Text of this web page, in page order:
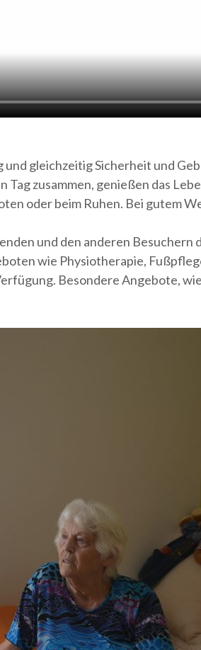
gleichzeitig Sicherheit und
zusammen, genießen das
oder beim Ruhen. Bei gutem
und den anderen Besuchern
wie Physiotherapie,
Besondere Angebote,